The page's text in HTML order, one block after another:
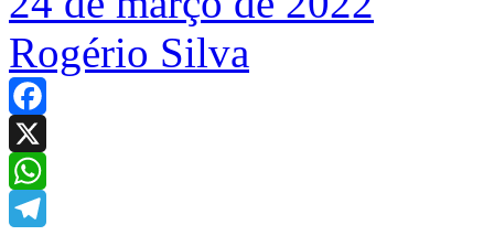
Rogério Silva
Facebook
X
WhatsApp